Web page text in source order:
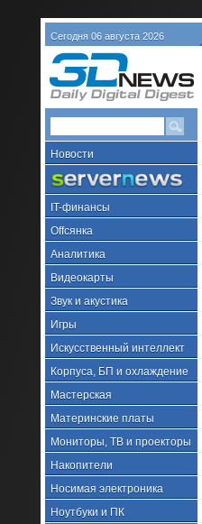
Сегодня 06 августа 2026
Новости
IT-финансы
Offсянка
Аналитика
Видеокарты
Звук и акустика
Игры
Искусственный интеллект
Корпуса, БП и охлаждение
Мастерская
Материнские платы
Мониторы, ТВ и проекторы
Накопители
Носимая электроника
Ноутбуки и ПК